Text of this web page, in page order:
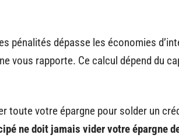
pénalités dépasse les économies
vous rapporte. Ce calcul dépend du
toute votre épargne pour solder un
ne doit jamais vider votre épargne